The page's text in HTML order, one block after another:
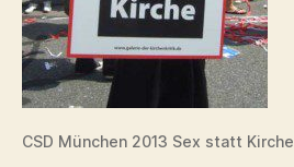
CSD München 2013 Sex statt Kirche